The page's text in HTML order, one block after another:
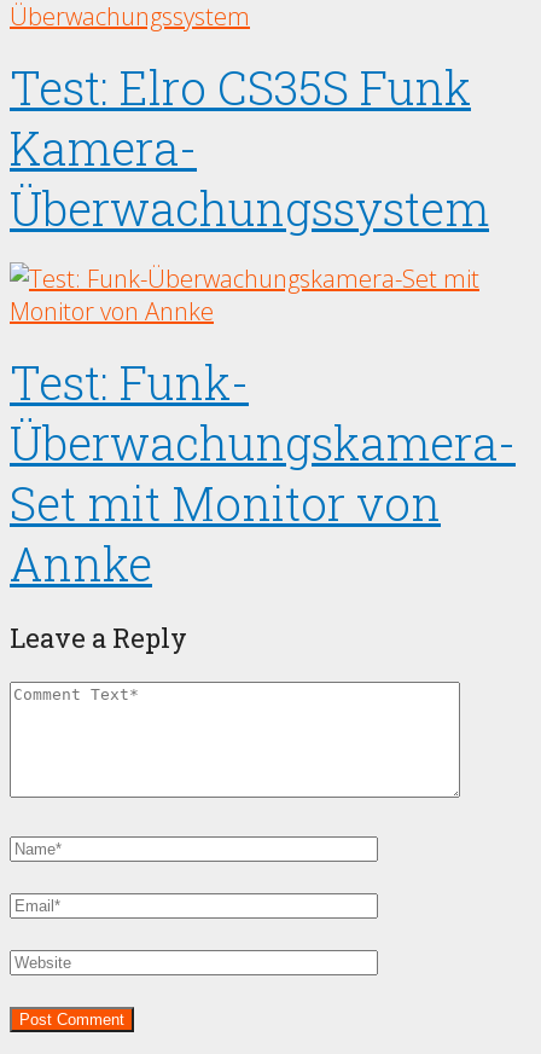
Test: Elro CS35S Funk
Kamera-
Überwachungssystem
Test: Funk-
Überwachungskamera-
Set mit Monitor von
Annke
Leave a Reply